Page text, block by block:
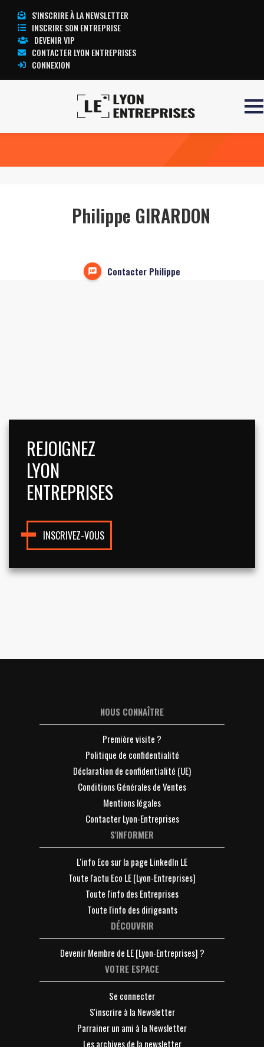
S'INSCRIRE À LA NEWSLETTER
INSCRIRE SON ENTREPRISE
DEVENIR VIP
CONTACTER LYON ENTREPRISES
CONNEXION
Philippe GIRARDON
Contacter Philippe
REJOIGNEZ
LYON
ENTREPRISES
INSCRIVEZ-VOUS
NOUS CONNAÎTRE
Première visite ?
Politique de confidentialité
Déclaration de confidentialité (UE)
Conditions Générales de Ventes
Mentions légales
Contacter Lyon-Entreprises
S'INFORMER
L'info Eco sur la page LinkedIn LE
Toute l'actu Eco LE [Lyon-Entreprises]
Toute l'info des Entreprises
Toute l'info des dirigeants
DÉCOUVRIR
Devenir Membre de LE [Lyon-Entreprises] ?
VOTRE ESPACE
Se connecter
S'inscrire à la Newsletter
Parrainer un ami à la Newsletter
Les archives de la newsletter